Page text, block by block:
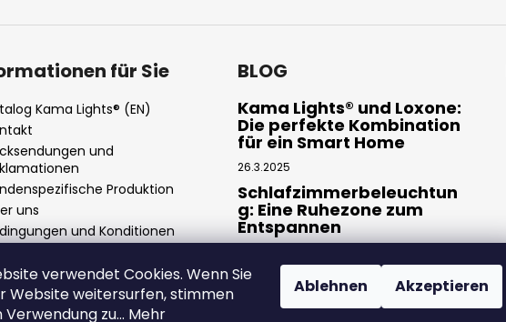
verwendet Cookies. Wenn Sie
Website weitersurfen, stimmen
Verwendung zu... Mehr
Ablehnen Akzeptieren
für Sie
Kama Lights® (EN)
und
Produktion
uns
und Konditionen
BLOG
Kama Lights® und Loxone:
Die perfekte Kombination
für ein Smart Home
26.3.2025
Schlafzimmerbeleuchtun
g: Eine Ruhezone zum
Entspannen
LED-Streifen: moderne
und flexible Beleuchtung